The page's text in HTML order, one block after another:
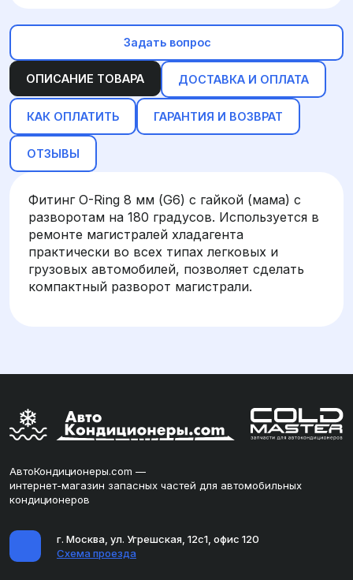
ОПИСАНИЕ ТОВАРА ДОСТАВКА И ОПЛАТА
КАК ОПЛАТИТЬ ГАРАНТИЯ И ВОЗВРАТ
ОТЗЫВЫ
Фитинг O-Ring 8 мм (G6) с гайкой (мама) с
разворотам на 180 градусов. Используется в
ремонте магистралей хладагента
практически во всех типах легковых и
грузовых автомобилей, позволяет сделать
компактный разворот магистрали.
Задать вопрос
АвтоКондиционеры.com —
интернет-магазин запасных частей для автомобильных
кондиционеров
г. Москва, ул. Угрешская, 12с1, офис 120
Схема проезда